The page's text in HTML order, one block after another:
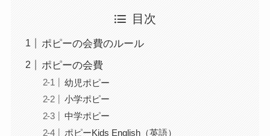
目次
ポピーの会費のルール
ポピーの会費
幼児ポピー
小学ポピー
中学ポピー
ポピーKids English（英語）